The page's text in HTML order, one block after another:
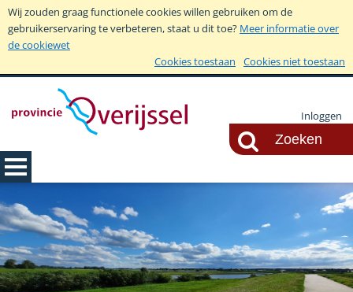
Wij zouden graag functionele cookies willen gebruiken om de
gebruikerservaring te verbeteren, staat u dit toe? Meer informatie over
de cookiewet
Cookies toestaan
Cookies niet toestaan
Inloggen